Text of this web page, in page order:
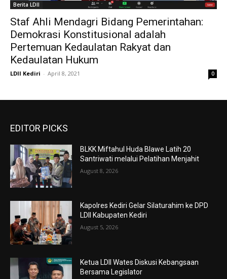
Berita LDII
Staf Ahli Mendagri Bidang Pemerintahan:
Demokrasi Konstitusional adalah
Pertemuan Kedaulatan Rakyat dan
Kedaulatan Hukum
LDII Kediri - April 8, 2021 0
EDITOR PICKS
BLKK Miftahul Huda Blawe Latih 20
Santriwati melalui Pelatihan Menjahit
August 8, 2026
Kapolres Kediri Gelar Silaturahim ke DPD
LDII Kabupaten Kediri
August 5, 2026
Ketua LDII Wates Diskusi Kebangsaan
Bersama Legislator